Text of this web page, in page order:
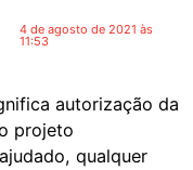
4 de agosto de 2021 às
11:53
autorização da
projeto
qualquer